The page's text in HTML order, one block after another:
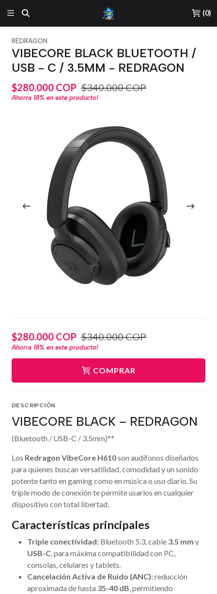
(0)
REDRAGON
VIBECORE BLACK BLUETOOTH /
USB - C / 3.5MM - REDRAGON
$280.000 COP $340.000 COP
Ahorra 18% en este producto!
$280.000 COP $340.000 COP
Ahorra 18% en este producto!
COMPRAR
DESCRIPCIÓN
VIBECORE BLACK – REDRAGON
(Bluetooth / USB-C / 3.5mm)**
Los Redragon VibeCore H610son audífonos diseñados
para quienes buscan versatilidad, comodidad y un sonido
potente tanto en gaming como en música o uso diario. Su
triple modo de conexión te permite usarlos en cualquier
dispositivo con total libertad.
Características principales
Triple conectividad: Bluetooth 5.3, cable 3.5 mm y
USB-C, para máxima compatibilidad con PC,
consolas, celulares y tablets.
Cancelación Activa de Ruido (ANC):reducción
aproximada de hasta 35-40 dB, permitiendo